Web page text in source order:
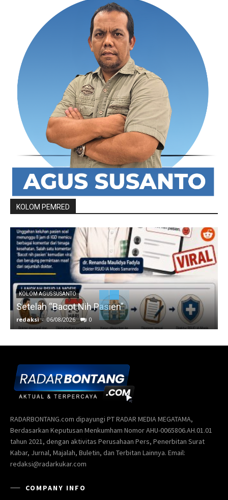
KOLOM PEMRED
KOLOM AGUS SUSANTO
Setelah “Bacot Nih Pasien”
redaksi - 06/08/2026 0
RADARBONTANG.com dipayungi PT RADAR MEDIA MEGATAMA,
Berdasarkan Keputusan Menkumham Nomor AHU-0065806.AH.01.01
tahun 2021, dengan aktivitas Perusahaan Pers, Penerbitan Surat
Kabar, Jurnal, Majalah, Buletin, dan Terbitan Lainnya. Email:
redaksi@radarkukar.com
COMPANY INFO